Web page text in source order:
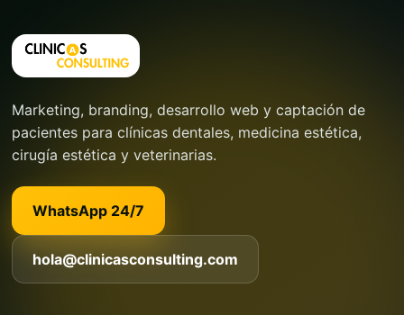
Marketing, branding, desarrollo web y captación de
pacientes para clínicas dentales, medicina estética,
cirugía estética y veterinarias.
WhatsApp 24/7
hola@clinicasconsulting.com